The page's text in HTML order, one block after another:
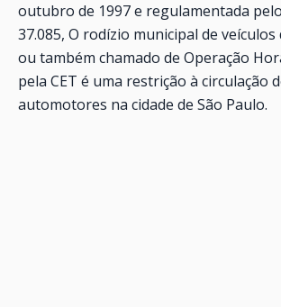
outubro de 1997 e regulamentada
37.085, O rodízio municipal de veículos
ou também chamado de Operação
pela CET é uma restrição à circulação
automotores na cidade de São Paulo.